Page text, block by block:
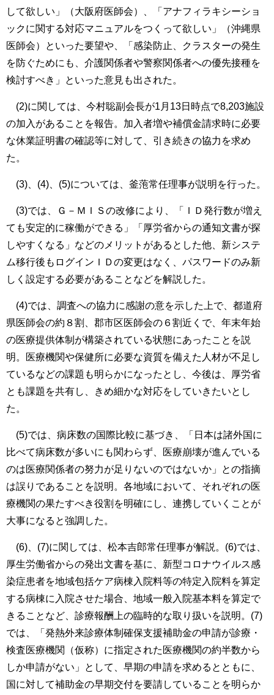
して欲しい」（大阪府医師会）、「アナフィラキシーショ
ックに関する対応マニュアルをつくって欲しい」（沖縄県
医師会）といった要望や、「感染防止、クラスターの発生
を防ぐためにも、介護関係者や警察関係者への優先接種を
検討すべき」といった意見も出された。
(2)に関しては、今村聡副会長が1月13日時点で8,203施設
の加入があることを報告。加入者増や補償金請求時に必要
な休業証明書の確認等に対して、引き続きの協力を求め
た。
(3)、(4)、(5)については、釜萢常任理事が説明を行った。
(3)では、Ｇ－ＭＩＳの改修により、「ＩＤ発行数が増え
ても安定的に稼働ができる」「厚労省からの通知文書が探
しやすくなる」などのメリットがあるとした他、新システ
ム移行後もログインＩＤの変更はなく、パスワードのみ新
しく設定する必要があることなどを解説した。
(4)では、調査への協力に感謝の意を示した上で、都道府
県医師会の約８割、郡市区医師会の６割近くで、年末年始
の医療提供体制が構築されている状態にあったことを説
明。医療機関や保健所に必要な資質を備えた人材が不足し
ているなどの課題も明らかになったとし、今後は、厚労省
とも課題を共有し、きめ細かな対応をしていきたいとし
た。
(5)では、病床数の国際比較に基づき、「日本は諸外国に
比べて病床数が多いにも関わらず、医療崩壊が進んでいる
のは医療関係者の努力が足りないのではないか」との指摘
は誤りであることを説明。各地域において、それぞれの医
療機関の果たすべき役割を明確にし、連携していくことが
大事になると強調した。
(6)、(7)に関しては、松本吉郎常任理事が解説。(6)では、
厚生労働省からの発出文書を基に、新型コロナウイルス感
染症患者を地域包括ケア病棟入院料等の特定入院料を算定
する病棟に入院させた場合、地域一般入院基本料を算定で
きることなど、診療報酬上の臨時的な取り扱いを説明。(7)
では、「発熱外来診療体制確保支援補助金の申請が診療・
検査医療機関（仮称）に指定された医療機関の約半数から
しか申請がない」として、早期の申請を求めるとともに、
国に対して補助金の早期交付を要請していることを明らか